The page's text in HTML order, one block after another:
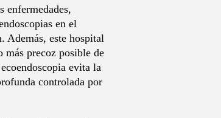
enfermedades,
en el
Además, este hospital
más precoz posible de
evita la
controlada por